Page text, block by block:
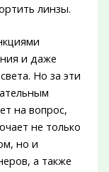
линзы.
и даже
Но за эти
на вопрос,
не только
но и
а также